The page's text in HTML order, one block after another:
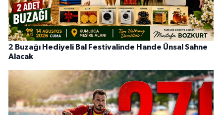
2 Buzağı Hediyeli Bal Festivalinde Hande Ünsal Sahne
Alacak